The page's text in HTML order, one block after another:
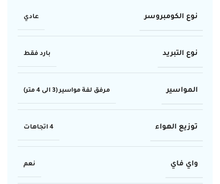
نوع الكومبروسر عادي
نوع التبريد بارد فقط
المواسير مرفق لفة مواسير (3 الى 4 متر)
توزيع الهواء 4 اتجاهات
واي فاي نعم